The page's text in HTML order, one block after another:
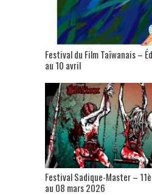
Festival du Film Taïwanais –
au 10 avril
Festival Sadique-Master –
au 08 mars 2026